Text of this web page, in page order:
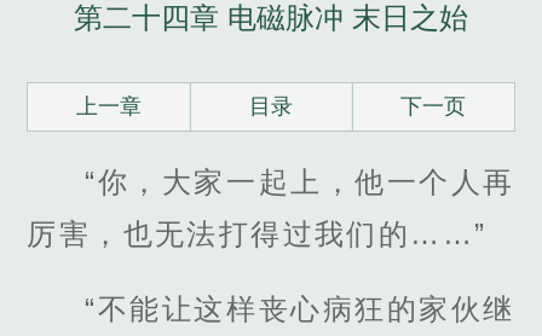
第二十四章 电磁脉冲 末日之始
上一章 目录 下一页
“你，大家一起上，他一个人再
厉害，也无法打得过我们的……”
“不能让这样丧心病狂的家伙继